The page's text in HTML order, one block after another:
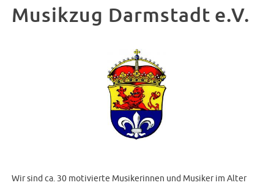
Musikzug Darmstadt e.V.
Wir sind ca. 30 motivierte Musikerinnen und Musiker im Alter